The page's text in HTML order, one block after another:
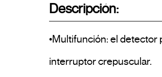
Descripción:
•Multifunción: el
interruptor crepuscular.